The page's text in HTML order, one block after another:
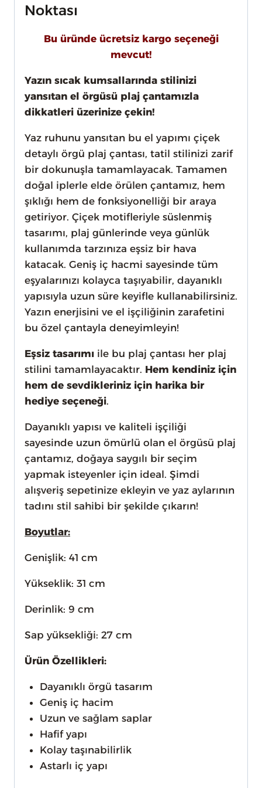
Noktası
Bu üründe ücretsiz kargo seçeneği
mevcut!
Yazın sıcak kumsallarında stilinizi
yansıtan el örgüsü plaj çantamızla
dikkatleri üzerinize çekin!
Yaz ruhunu yansıtan bu el yapımı çiçek
detaylı örgü plaj çantası, tatil stilinizi zarif
bir dokunuşla tamamlayacak. Tamamen
doğal iplerle elde örülen çantamız, hem
şıklığı hem de fonksiyonelliği bir araya
getiriyor. Çiçek motifleriyle süslenmiş
tasarımı, plaj günlerinde veya günlük
kullanımda tarzınıza eşsiz bir hava
katacak. Geniş iç hacmi sayesinde tüm
eşyalarınızı kolayca taşıyabilir, dayanıklı
yapısıyla uzun süre keyifle kullanabilirsiniz.
Yazın enerjisini ve el işçiliğinin zarafetini
bu özel çantayla deneyimleyin!
Eşsiz tasarımı ile bu plaj çantası her plaj
stilini tamamlayacaktır. Hem kendiniz için
hem de sevdikleriniz için harika bir
hediye seçeneği.
Dayanıklı yapısı ve kaliteli işçiliği
sayesinde uzun ömürlü olan el örgüsü plaj
çantamız, doğaya saygılı bir seçim
yapmak isteyenler için ideal. Şimdi
alışveriş sepetinize ekleyin ve yaz aylarının
tadını stil sahibi bir şekilde çıkarın!
Boyutlar:
Genişlik: 41 cm
Yükseklik: 31 cm
Derinlik: 9 cm
Sap yüksekliği: 27 cm
Ürün Özellikleri:
Dayanıklı örgü tasarım
Geniş iç hacim
Uzun ve sağlam saplar
Hafif yapı
Kolay taşınabilirlik
Astarlı iç yapı